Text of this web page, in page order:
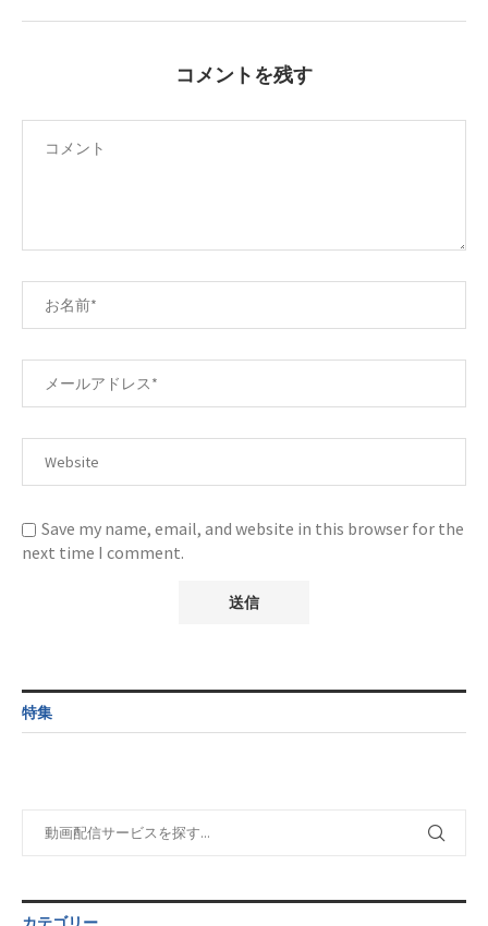
コメントを残す
Save my name, email, and website in this browser for the
next time I comment.
特集
カテゴリー